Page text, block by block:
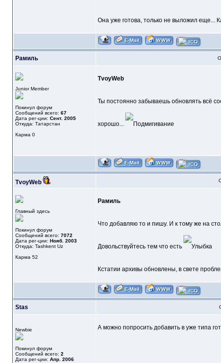
Она уже готова, только не выложил еще...
Рамиль
Junior Member
Покинул форум
Сообщений всего: 67
Дата рег-ции: Сент. 2005
Откуда: Татарстан
Карма 0
TvoyWeb
Ты постоянно забываешь обновлять всё
хорошо...
TvoyWeb
Главный здесь
Покинул форум
Сообщений всего: 7072
Дата рег-ции: Нояб. 2003
Откуда: Tashkent Uz
Карма 52
Рамиль
Что добавляю то и пишу. И к тому же на
Довольствуйтесь тем что есть
Кстатии архивы обновлены, в свете
Stas
Newbie
Покинул форум
Сообщений всего: 2
Дата рег-ции: Апр. 2006
А можно попросить добавить в уже типа